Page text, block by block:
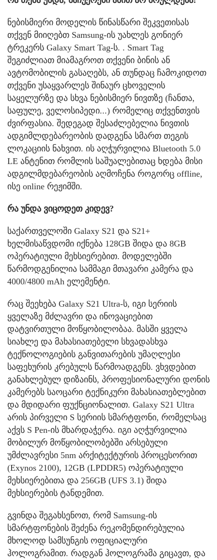
ნებისმიერი მოდელის წინასწარი შეკვეთისას
თქვენ მიიღებთ Samsung-ის უახლეს გონიერ
ტრეკერს Galaxy Smart Tag-ს. . Smart Tag
შეგიძლიათ მიამაგროთ თქვენი ბინის ან
ავტომობილის გასაღებს, ან თუნდაც ჩამოკიდოთ
თქვენი უსაყვარლეს შინაურ ცხოველის
საყელურზე და სხვა ნებისმიერ ნივთზე (ჩანთა,
საფულე, ველოსიპედი...) რომელიც თქვენთვის
ძვირფასია. შედეგად შესაძლებელია ნივთის
ადგიმლდებარეობის დადგენა სმართ თეგის
ლოკაციის ნახვით. ის აღჭურვილია Bluetooth 5.0
LE ანტენით რომლის საშუალებითაც ხდება მისი
ადგილმდებარეობის აღმოჩენა როგორც offline,
ისე online რეჟიმში.
რა უნდა ვიცოდეთ კიდევ?
საქართველოში Galaxy S21 და S21+
ხელმისაწვდომი იქნება 128GB შიდა და 8GB
ოპერატიული მეხსიერებით. მოდელებში
წარმოდგენილია სამმაგი მთავარი კამერა და
4000/4800 mAh ელემენტი.
რაც შეეხება Galaxy S21 Ultra-ს, იგი სერიის
ყველაზე მძლავრი და ინოვაციებით
დატვირთული მოწყობილობაა. მასში ყველა
სიახლე და მახასიათებელი სხვადასხვა
ტექნოლოგიების განვითარების უმაღლესი
საფეხურის კრებულს წარმოადგენს. ვხვდებით
განახლებულ დიზაინს, პროფესიონალური დონის
კამერებს საოცარი ტექნიკური მახასიათებლებით
და მდიდარი ფუქნციონალით. Galaxy S21 Ultra
არის პირველი S სერიის სმარტფონი, რომელსაც
აქვს S Pen-ის მხარდაჭერა. იგი აღჭურვილია
მობილურ მოწყობილობებში არსებული
უმძლავრესი 5nm არქიტექტურის პროცესორით
(Exynos 2100), 12GB (LPDDR5) ოპერატიული
მეხსიერებითა და 256GB (UFS 3.1) შიდა
მეხსიერების ტანდემით.
გვინდა შეგახსენოთ, რომ Samsung-ის
სმარტფონების შეძენა რეკომენდირებულია
მხოლოდ სამსუნგის ოფიციალური
ჰოლოგრამით. რადგან ჰოლოგრამა გიცავთ, და